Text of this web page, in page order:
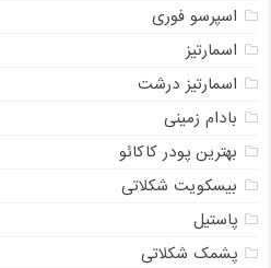
اسپرسو فوری
اسمارتیز
اسمارتیز درشت
بادام زمینی
بهترین پودر کاکائو
بیسکویت شکلاتی
پاستیل
پشمک شکلاتی